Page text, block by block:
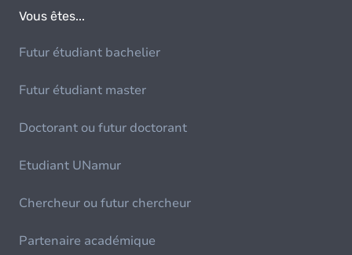
Vous êtes...
Futur étudiant bachelier
Futur étudiant master
Doctorant ou futur doctorant
Etudiant UNamur
Chercheur ou futur chercheur
Partenaire académique